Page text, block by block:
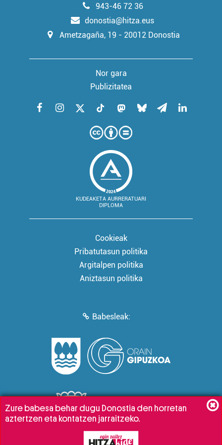
943-46 72 36
donostia@hitza.eus
Ametzagaña, 19 - 20012 Donostia
Nor gara
Publizitatea
KUDEAKETA AURRERATUARI
DIPLOMA
Cookieak
Pribatutasun politika
Argitalpen politika
Aniztasun politika
Babesleak:
Zure babesa behar dugu Donostia den horretan
aztertzen eta kontatzen jarraitzeko.